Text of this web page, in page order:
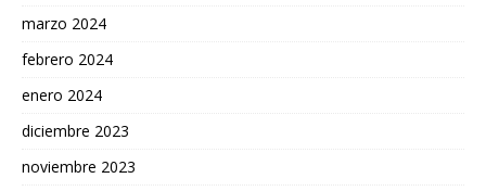
marzo 2024
febrero 2024
enero 2024
diciembre 2023
noviembre 2023